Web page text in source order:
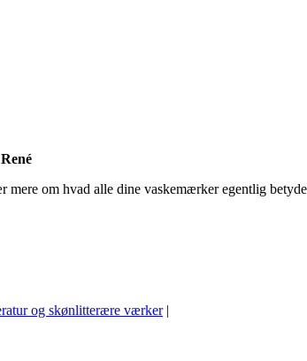
om hvad alle dine vaskemærker egentlig
og skønlitterære værker|